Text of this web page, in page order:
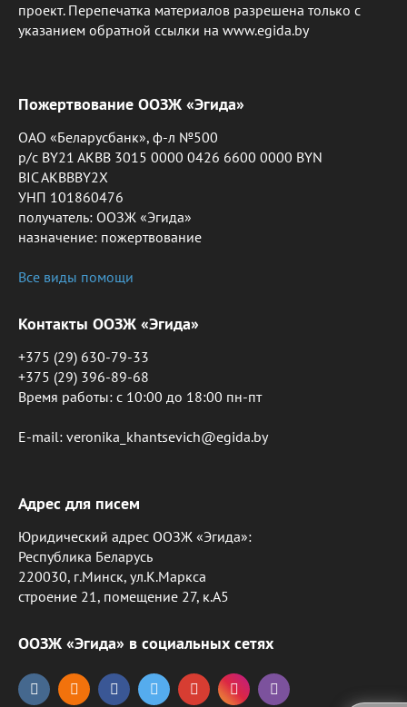
проект. Перепечатка материалов разрешена только с
указанием обратной ссылки на www.egida.by
Пожертвование ООЗЖ «Эгида»
ОАО «Беларусбанк», ф-л №500
р/с BY21 AKBB 3015 0000 0426 6600 0000 BYN
BIC AKBBBY2X
УНП 101860476
получатель: ООЗЖ «Эгида»
назначение: пожертвование
Все виды помощи
Контакты ООЗЖ «Эгида»
+375 (29) 630-79-33
+375 (29) 396-89-68
Время работы: c 10:00 до 18:00 пн-пт
E-mail: veronika_khantsevich@egida.by
Адрес для писем
Юридический адрес ООЗЖ «Эгида»:
Республика Беларусь
220030, г.Минск, ул.К.Маркса
строение 21, помещение 27, к.А5
ООЗЖ «Эгида» в социальных сетях